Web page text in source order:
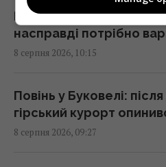
Що придумати замість
оригінальні та
"Сміливо і мужньо": ЗМІ
врятував український
Більшість робить
насправді потрібно
8 серпня 2026, 10:15
Повінь у Буковелі:
гірський курорт
8 серпня 2026, 09:27